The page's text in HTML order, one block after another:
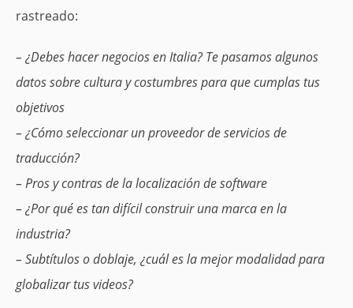
rastreado:
– ¿Debes hacer negocios en Italia? Te pasamos algunos
datos sobre cultura y costumbres para que cumplas tus
objetivos
– ¿Cómo seleccionar un proveedor de servicios de
traducción?
– Pros y contras de la localización de software
– ¿Por qué es tan difícil construir una marca en la
industria?
– Subtítulos o doblaje, ¿cuál es la mejor modalidad para
globalizar tus videos?